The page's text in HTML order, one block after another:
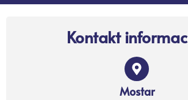
Kontakt
Mostar